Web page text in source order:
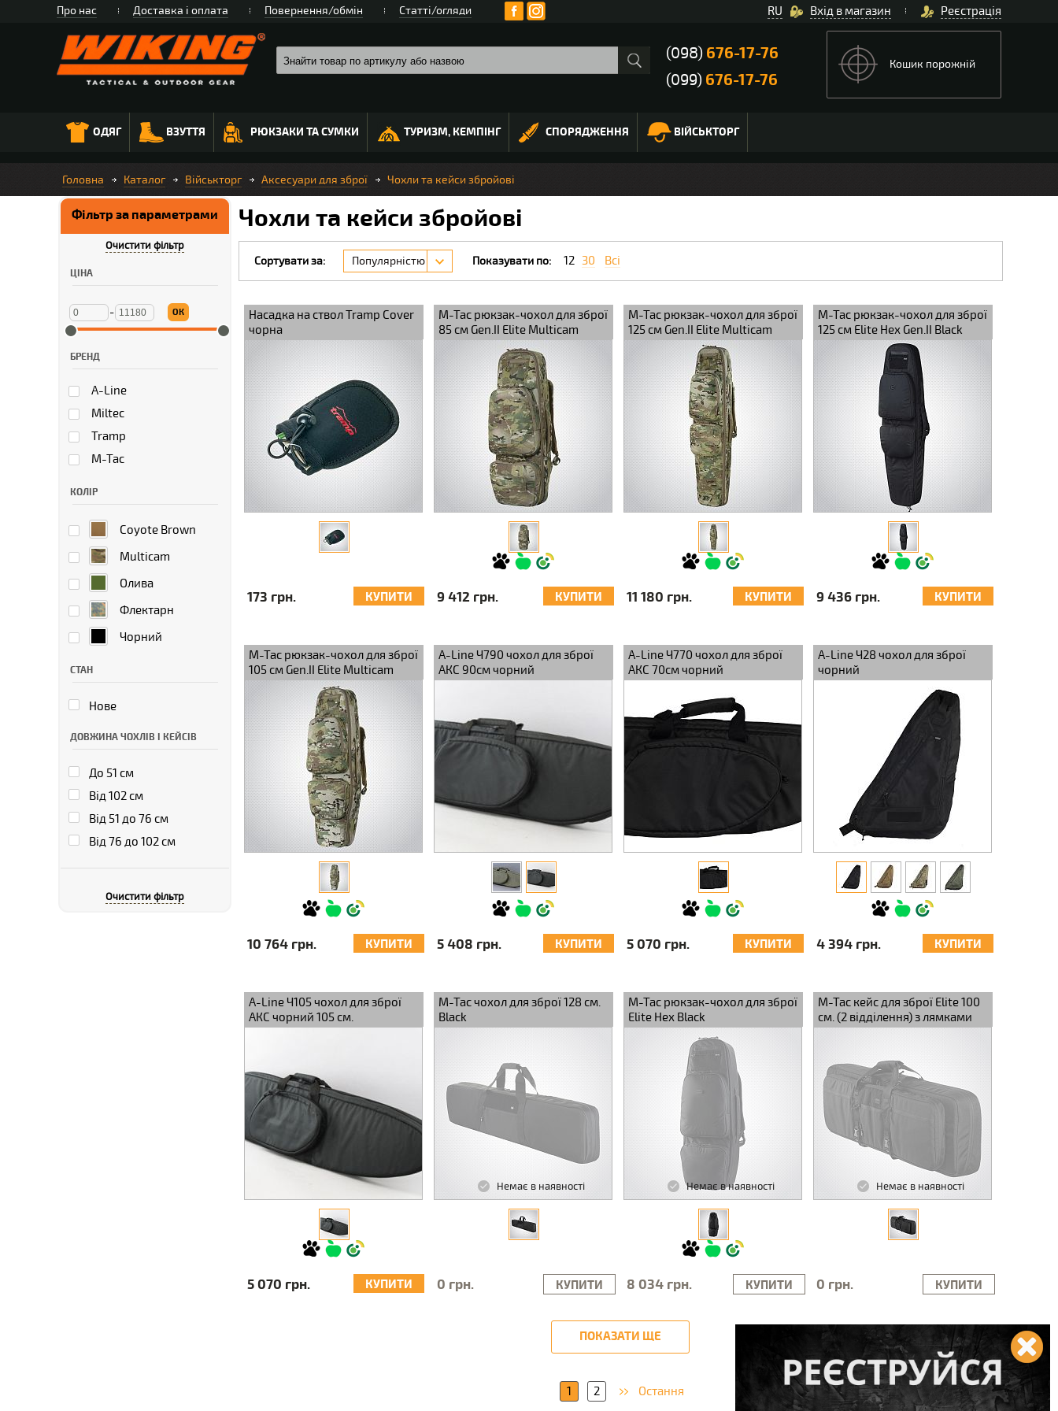
Про нас Доставка і оплата Повернення/обмін Статті/огляди Вхід в магазин Реєстрація
RU
(098) 676-17-76
(099) 676-17-76
Кошик порожній
ОДЯГ ВЗУТТЯ РЮКЗАКИ ТА СУМКИ ТУРИЗМ, КЕМПІНГ СПОРЯДЖЕННЯ ВІЙСЬКТОРГ
Головна Каталог Військторг Аксесуари для зброї Чохли та кейси збройові
Чохли та кейси збройові
Фільтр за параметрами
Очистити фільтр
ЦІНА
- ОК
БРЕНД
A-Line
Miltec
Tramp
M-Tac
КОЛІР
Coyote Brown
Multicam
Олива
Флектарн
Чорний
СТАН
Нове
ДОВЖИНА ЧОХЛІВ І КЕЙСІВ
До 51 см
Від 102 см
Від 51 до 76 см
Від 76 до 102 см
Очистити фільтр
Сортувати за: Популярністю Показувати по: 12 30 Всі
Насадка на ствол Tramp Cover
чорна
173 грн. КУПИТИ
M-Tac рюкзак-чохол для зброї
85 см Gen.II Elite Multicam
9 412 грн. КУПИТИ
M-Tac рюкзак-чохол для зброї
125 см Gen.II Elite Multicam
11 180 грн. КУПИТИ
M-Tac рюкзак-чохол для зброї
125 см Elite Hex Gen.II Black
9 436 грн. КУПИТИ
M-Tac рюкзак-чохол для зброї
105 см Gen.II Elite Multicam
10 764 грн. КУПИТИ
A-Line Ч790 чохол для зброї
АКС 90см чорний
5 408 грн. КУПИТИ
A-Line Ч770 чохол для зброї
АКС 70см чорний
5 070 грн. КУПИТИ
A-Line Ч28 чохол для зброї
чорний
4 394 грн. КУПИТИ
A-Line Ч105 чохол для зброї
АКС чорний 105 см.
5 070 грн. КУПИТИ
M-Tac чохол для зброї 128 см.
Black
Немає в наявності
0 грн. КУПИТИ
M-Tac рюкзак-чохол для зброї
Elite Hex Black
Немає в наявності
8 034 грн. КУПИТИ
M-Tac кейс для зброї Elite 100
см. (2 відділення) з лямками
чорний
Немає в наявності
0 грн. КУПИТИ
ПОКАЗАТИ ЩЕ
1 2 Остання